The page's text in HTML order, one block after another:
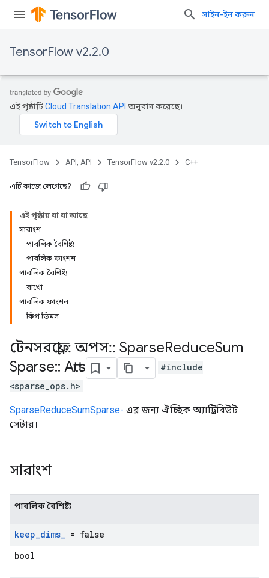
সাইন-ইন করুন
TensorFlow v2.2.0
এই পৃষ্ঠাটিCloud Translation API অনুবাদ করেছে।
TensorFlow API, API TensorFlow v2.2.0 C++
এটি কাজে লেগেছে?
এই পৃষ্ঠায় যা যা আছে
সারাংশ
পাবলিক বৈশিষ্ট্য
পাবলিক ফাংশন
পাবলিক বৈশিষ্ট্য
রাখো
পাবলিক ফাংশন
কিপ ডিমস
টেনসরফ্লো:: অপস:: SparseReduceSum
Sparse:: Attrs
#include
<sparse_ops.h>
SparseReduceSumSparse- এর জন্য ঐচ্ছিক অ্যাট্রিবিউট
সেটার।
সারাংশ
পাবলিক বৈশিষ্ট্য
keep_dims_ = false
bool